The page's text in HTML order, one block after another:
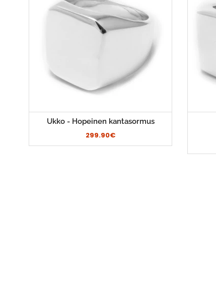
Ukko - Hopeinen kantasormus
299.90€